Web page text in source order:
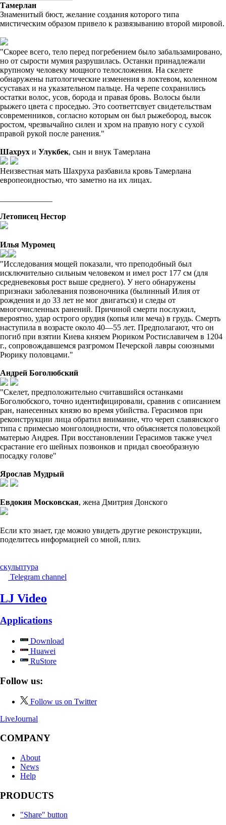
Тамерлан
Знаменитый бюст, желание создания которого типа
мистическим образом привело к развязыванию второй мировой.
"Скорее всего, тело перед погребением было забальзамировано,
но от сырости мумия разрушилась. Останки принадлежали
крупному человеку мощного телосложения. На скелете
обнаружены патологические изменения в локтевом, коленном
суставах и на указательном пальце. На черепе сохранились
остатки волос, усов, борода и правая бровь. Волосы были
рыжего цвета с проседью. Это соответтсвует свидетельствам
современников, согласно которым он был рыжебород, высок
ростом, чрезвычайно силен и хром на правую ногу с сухой
правой рукой после ранения."
Шахрух и Улукбек, сын и внук Тамерлана
Неизвестная мать Шахруха разбавила кровь Тамерлана
европеоидностью, что заметно на их лицах.
Летописец Нестор
Илья Муромец
"Исследования мощей показали, что преподобный был
исключительно сильным человеком и имел рост 177 см (для
средневековья рост выше среднего). У него обнаружены
признаки заболевания позвоночника (былинный Илия от
рождения и до 33 лет не мог двигаться) и следы от
многочисленных ранений. Причиной смерти послужил,
вероятно, удар острого орудия (копья или меча) в грудь. Смерть
наступила в возрасте около 40—55 лет. Предполагают, что он
погиб при взятии Киева князем Рюриком Ростиславичем в 1204
г., сопровождавшемся разгромом Печерской лавры союзными
Рюрику половцами."
Андрей Боголюбский
"Скелет, предположительно считавшийся останками
Боголюбского, точно идентифицировали, сравнив с описанием
ран, нанесенных князю во время убийства. Герасимов при
реконструкции лица обратил внимание, что череп славянского
типа с примесью монголоидности, что объясняется половецкой
матерью Андрея. При восстановлении Герасимов также учел
срастание его шейных позвонков и придал своеобразную
посадку голове"
Ярослав Мудрый
Евдокия Московская, жена Дмитрия Донского
Если кто знает, где можно увидеть другие реконструкции,
поделитесь информацией со мной, плиз.
скульптура
Telegram channel
LJ Video
Applications
Download
Huawei
RuStore
Follow us:
Follow us on Twitter
LiveJournal
COMPANY
About
News
Help
PRODUCTS
"Share" button